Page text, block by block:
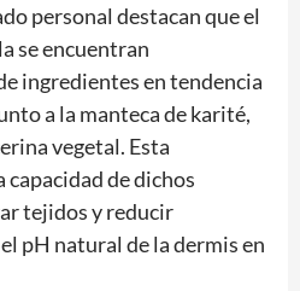
personal destacan que el
se encuentran
ingredientes en tendencia
a la manteca de karité,
vegetal. Esta
capacidad de dichos
tejidos y reducir
pH natural de la dermis en